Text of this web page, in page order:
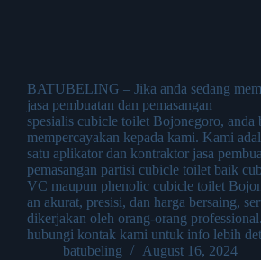
BATUBELING – Jika anda sedang
jasa pembuatan dan pemasangan
spesialis cubicle toilet Bojonegoro, anda
mempercayakan kepada kami. Kami
satu aplikator dan kontraktor jasa
pemasangan partisi cubicle toilet baik
VC maupun phenolic cubicle toilet
an akurat, presisi, dan harga bersaing,
dikerjakan oleh orang-orang
hubungi kontak kami untuk info lebih
batubeling
August 16, 2024